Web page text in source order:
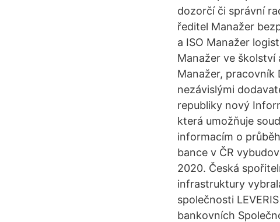
dozorčí či správní
ředitel Manažer
a ISO Manažer
Manažer ve školství
Manažer, pracovník
nezávislými
republiky nový
která umožňuje
informacím o
bance v ČR
2020. Česká
infrastruktury
společnosti
bankovních